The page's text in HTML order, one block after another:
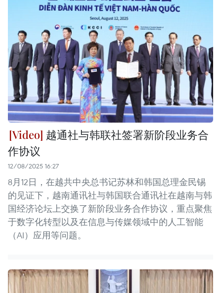
越通社与韩联社签署新阶段业务合
作协议
12/08/2025 16:27
8月12日，在越共中央总书记苏林和韩国总理金民锡
的见证下，越南通讯社与韩国联合通讯社在越南与韩
国经济论坛上交换了新阶段业务合作协议，重点聚焦
于数字化转型以及在信息与传媒领域中的人工智能
（AI）应用等问题。